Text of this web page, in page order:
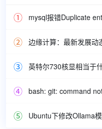
mysql报错Duplicate
英特尔730核显相当于
bash: git: command
Ubuntu下修改Ollama